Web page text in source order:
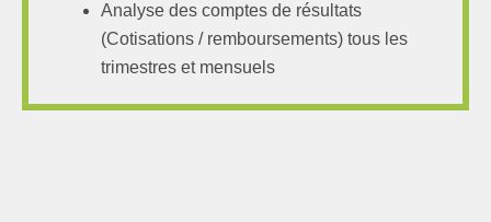
Analyse des comptes de résultats
(Cotisations / remboursements) tous les
trimestres et mensuels